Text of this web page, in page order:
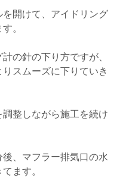
開けて、アイドリング
。
の針の下り方ですが、
スムーズに下りていき
整しながら施工を続け
後、マフラー排気口の水
ます。